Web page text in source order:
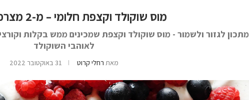
מוס שוקולד וקצפת חלומי – מ-2 מצרכים בלבד
מתכון לגזור ולשמור - מוס שוקולד וקצפת שמכינים ממש בקלות
לאוהבי השוקולד
מאת רחלי קרוט 31 באוקטובר 2022